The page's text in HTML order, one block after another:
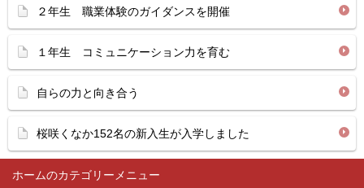
ホーム
２年生 職業体験のガイダンスを開催
１年生 コミュニケーション力を育む
自らの力と向き合う
桜咲くなか152名の新入生が入学しました